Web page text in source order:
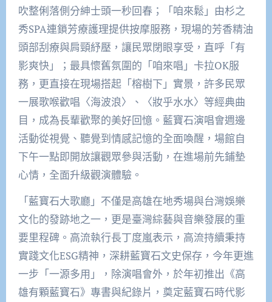
吹整俐落側分紳士頭一秒回春；「咱來鬆」由杉之
秀SPA連鎖芳療護理提供按摩服務，現場的芳香精油
頭部刮療與肩頸紓壓，讓民眾閉眼享受，直呼「有
影爽快」；最具懷舊氛圍的「咱來唱」卡拉OK服
務，更直接在現場搭起「榕樹下」實景，許多民眾
一展歌喉歡唱〈海波浪〉、〈妝乎水水〉等經典曲
目，成為長輩歡聚的美好回憶。藍寶石演唱會週邊
活動從視覺、聽覺到情感記憶的全面喚醒，場館自
下午一點即開放讓觀眾參與活動，在進場前先鋪墊
心情，全面升級觀演體驗。
「藍寶石大歌廳」不僅是高雄在地秀場與台灣娛樂
文化的發跡地之一，更是臺灣綜藝與音樂發展的重
要里程碑。高流執行長丁度嵐表示，高流持續秉持
實踐文化ESG精神，深耕藍寶石文史保存，今年更進
一步「一源多用」，除演唱會外，於年初推出《高
雄有顆藍寶石》專書與紀錄片，奠定藍寶石時代影